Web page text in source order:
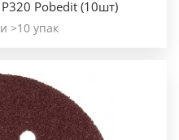
Pobedit (10шт)
>10 упак